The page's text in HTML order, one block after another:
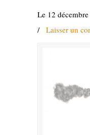
Le 12
/ Laisser un